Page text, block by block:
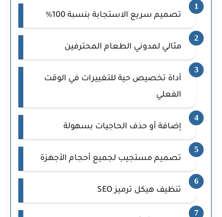
تصميم سريع الاستجابة بنسبة 100%
مثالي لمدوني الطعام المحترفين
أداة تخصيص حية للتغييرات في الوقت
الفعلي
إضافة أو حذف الحاجيات بسهولة
تصميم مستجيب لجميع أحجام الأجهزة
تنظيف هيكل ترميز SEO